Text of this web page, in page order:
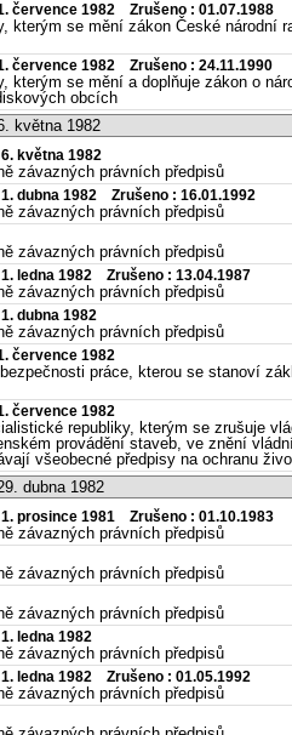
července 1982 Zrušeno : 01.07.1988
kterým se mění zákon České národní
července 1982 Zrušeno : 24.11.1990
kterým se mění a doplňuje zákon o
obcích
května 1982
května 1982
závazných právních předpisů
dubna 1982 Zrušeno : 16.01.1992
závazných právních předpisů
závazných právních předpisů
ledna 1982 Zrušeno : 13.04.1987
závazných právních předpisů
dubna 1982
závazných právních předpisů
července 1982
práce, kterou se stanoví
července 1982
republiky, kterým se zrušuje
provádění staveb, ve znění
všeobecné předpisy na ochranu
dubna 1982
prosince 1981 Zrušeno : 01.10.1983
závazných právních předpisů
závazných právních předpisů
závazných právních předpisů
ledna 1982
závazných právních předpisů
ledna 1982 Zrušeno : 01.05.1992
závazných právních předpisů